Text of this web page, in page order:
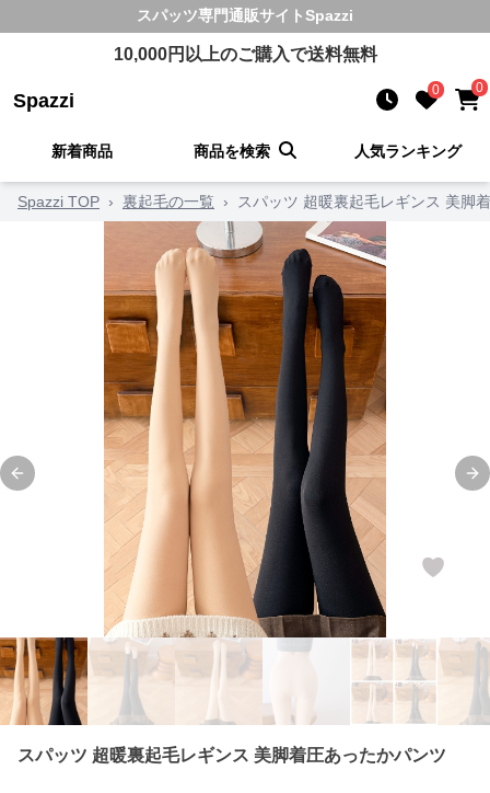
スパッツ専門通販サイトSpazzi
10,000円以上のご購入で送料無料
Spazzi 0 0
新着商品 商品を検索 人気ランキング
Spazzi TOP › 裏起毛の一覧 › スパッツ 超暖裏起毛レギンス 美脚
Previous slide
スパッツ 超暖裏起毛レギンス 美脚着圧あったかパンツ